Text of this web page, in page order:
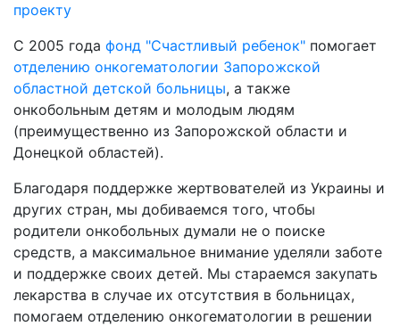
проекту
C 2005 года фонд "Счастливый ребенок" помогает
отделению онкогематологии Запорожской
областной детской больницы, а также
онкобольным детям и молодым людям
(преимущественно из Запорожской области и
Донецкой областей).
Благодаря поддержке жертвователей из Украины и
других стран, мы добиваемся того, чтобы
родители онкобольных думали не о поиске
средств, а максимальное внимание уделяли заботе
и поддержке своих детей. Мы стараемся закупать
лекарства в случае их отсутствия в больницах,
помогаем отделению онкогематологии в решении